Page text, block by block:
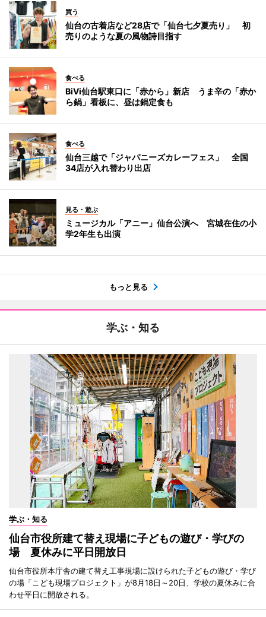
買う
仙台の古着店など28店で「仙台七夕夏売り」 初
売りのような夏の風物詩目指す
食べる
BiVi仙台駅東口に「赤から」新店 うま辛の「赤か
ら鍋」看板に、昼は鍋定食も
食べる
仙台三越で「ジャパニーズカレーフェス」 全国
34店が入れ替わり出店
見る・遊ぶ
ミュージカル「アニー」仙台公演へ 宮城在住の小
学2年生も出演
もっと見る
学ぶ・知る
学ぶ・知る
仙台市役所建て替え現場に子どもの遊び・学びの
場 夏休みに平日開放日
仙台市役所本庁舎の建て替え工事現場に設けられた子どもの遊び・学び
の場「こども現場プロジェクト」が8月18日～20日、学校の夏休みに合
わせ平日に開放される。